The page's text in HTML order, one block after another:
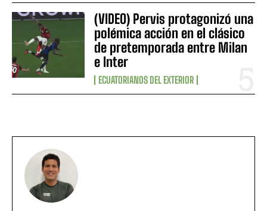
(VIDEO) Pervis protagonizó una
polémica acción en el clásico
de pretemporada entre Milan
e Inter
ECUATORIANOS DEL EXTERIOR